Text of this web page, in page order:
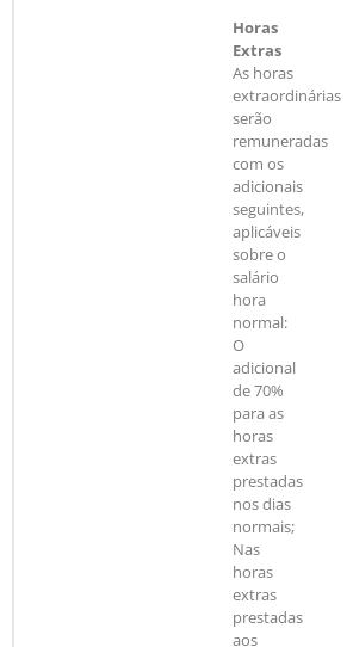
Horas
Extras
As horas
extraordinárias
serão
remuneradas
com os
adicionais
seguintes,
aplicáveis
sobre o
salário
hora
normal:
O
adicional
de 70%
para as
horas
extras
prestadas
nos dias
normais;
Nas
horas
extras
prestadas
aos